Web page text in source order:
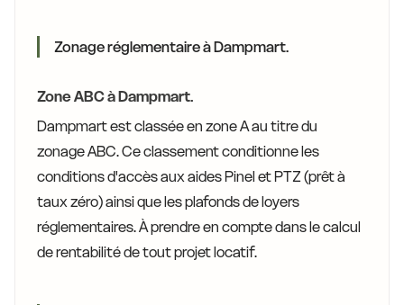
Zonage réglementaire à Dampmart.
Zone ABC à Dampmart.
Dampmart est classée en zone A au titre du
zonage ABC. Ce classement conditionne les
conditions d'accès aux aides Pinel et PTZ (prêt à
taux zéro) ainsi que les plafonds de loyers
réglementaires. À prendre en compte dans le calcul
de rentabilité de tout projet locatif.